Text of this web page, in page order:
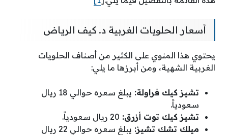
أسعار الحلويات الغربية د. كيف الرياض
يحتوي هذا المنوي على الكثير من أصناف الحلويات
الغربية الشهية، ومن أبرزها ما يلي:
تشيز كيك فراولة:
يبلغ سعره حوالي 18 ريال
سعودياً.
تشيز كيك توت أزرق: 20 ريال سعودياً.
ميلك تشك تشيز:
يبلغ سعره حوالي 22 ريال